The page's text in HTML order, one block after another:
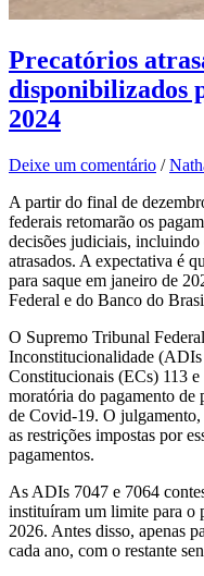
Precatórios
disponibilizados
2024
Deixe um comentário /
A partir do final de
federais retomarão os
decisões judiciais, incluindo
atrasados. A expectativa é
para saque em janeiro de
Federal e do Banco do
O Supremo Tribunal
Inconstitucionalidade (ADIs
Constitucionais (ECs) 113 e
moratória do pagamento de
de Covid-19. O
as restrições impostas por
pagamentos.
As ADIs 7047 e 7064
instituíram um limite para o
2026. Antes disso, apenas
cada ano, com o restante